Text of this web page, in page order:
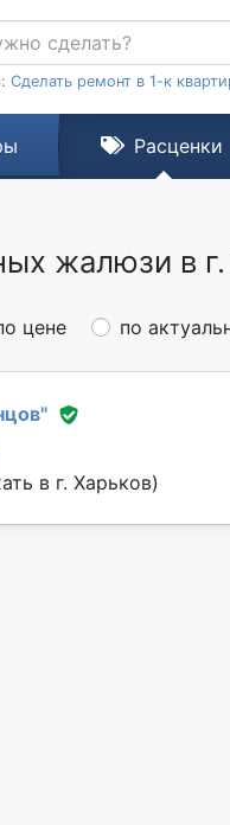
Сделать ремонт в 1-к
Расценки
жалюзи в
цене по
"
в г. Харьков)